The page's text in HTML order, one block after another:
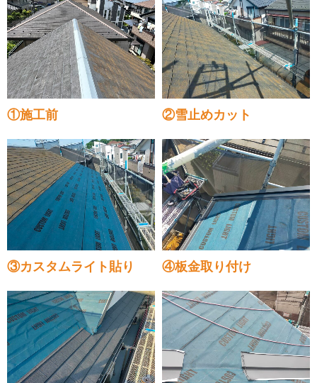
①施工前 ②雪止めカット
③カスタムライト貼り ④板金取り付け